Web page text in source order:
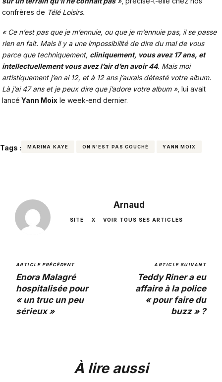
confrères de Télé Loisirs.
« Ce n’est pas que je m’ennuie, ou que je m’ennuie pas, il se passe
rien en fait. Mais il y a une impossibilité de dire du mal de vous
parce que techniquement, cliniquement, vous avez 17 ans, et
intellectuellement vous avez l’air d’en avoir 44. Mais moi
artistiquement j’en ai 12, et à 12 ans j’aurais détesté votre album.
Là j’ai 47 ans et je peux dire que j’adore votre album », lui avait
lancé Yann Moix le week-end dernier.
Tags : MARINA KAYE ON N'EST PAS COUCHÉ YANN MOIX
Arnaud
SITE X VOIR TOUS SES ARTICLES
ARTICLE PRÉCÉDENT
Enora Malagré
hospitalisée pour
« un truc un peu
sérieux »
ARTICLE SUIVANT
Teddy Riner a eu
affaire à la police
« pour faire du
buzz » ?
À lire aussi